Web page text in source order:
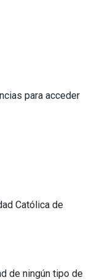
para acceder
Católica de
de ningún tipo de